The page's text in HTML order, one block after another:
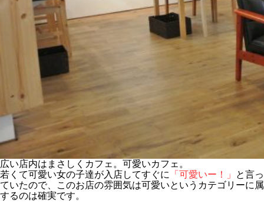
広い店内はまさしくカフェ。可愛いカフェ。
若くて可愛い女の子達が入店してすぐに
「可愛いー！」
と言っ
ていたので、このお店の雰囲気は可愛いというカテゴリーに属
するのは確実です。